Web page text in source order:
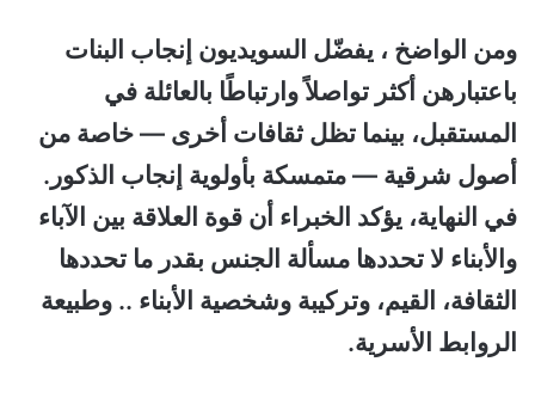
ومن الواضخ ، يفضّل السويديون إنجاب البنات
باعتبارهن أكثر تواصلاً وارتباطًا بالعائلة في
المستقبل، بينما تظل ثقافات أخرى — خاصة من
أصول شرقية — متمسكة بأولوية إنجاب الذكور.
في النهاية، يؤكد الخبراء أن قوة العلاقة بين الآباء
والأبناء لا تحددها مسألة الجنس بقدر ما تحددها
الثقافة، القيم، وتركيبة وشخصية الأبناء .. وطبيعة
الروابط الأسرية.